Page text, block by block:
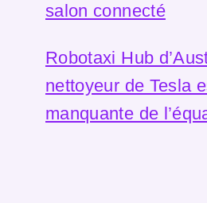
salon connecté
Robotaxi Hub
nettoyeur de Tesla
manquante de